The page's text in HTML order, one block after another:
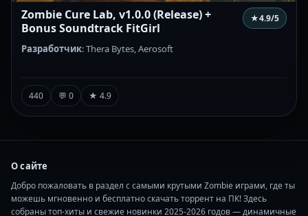
Zombie Cure Lab, v1.0.0 (Release) +
Bonus Soundtrack FitGirl
★4.9/5
Разработчик: Thera Bytes, Aerosoft
440 💬 0 ★ 4.9
О сайте
Добро пожаловать в раздел с самыми крутыми Zombie играми, где ты
можешь мгновенно и бесплатно скачать торрент на ПК! Здесь
собраны топ-хиты и свежие новинки 2025-2026 годов — динамичные